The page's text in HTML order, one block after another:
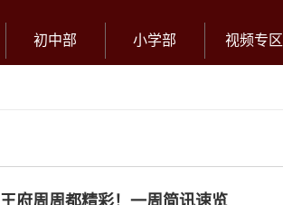
初中部 小学部 视频专区
王府周周都精彩！一周简讯速览